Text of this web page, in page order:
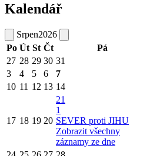
Kalendář
Srpen2026
Po Út St Čt Pá
27 28 29 30 31
3
4 5 6 7
10 11 12 13 14
17 18 19 20
21
1
SEVER proti JIHU
Zobrazit všechny
záznamy ze dne